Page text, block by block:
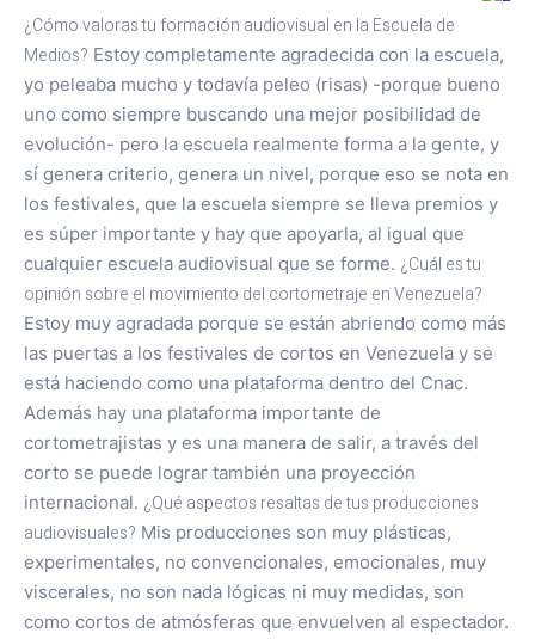
¿Cómo valoras tu formación audiovisual en la Escuela de
Medios? Estoy completamente agradecida con la escuela,
yo peleaba mucho y todavía peleo (risas) -porque bueno
uno como siempre buscando una mejor posibilidad de
evolución- pero la escuela realmente forma a la gente, y
sí genera criterio, genera un nivel, porque eso se nota en
los festivales, que la escuela siempre se lleva premios y
es súper importante y hay que apoyarla, al igual que
cualquier escuela audiovisual que se forme. ¿Cuál es tu
opinión sobre el movimiento del cortometraje en Venezuela?
Estoy muy agradada porque se están abriendo como más
las puertas a los festivales de cortos en Venezuela y se
está haciendo como una plataforma dentro del Cnac.
Además hay una plataforma importante de
cortometrajistas y es una manera de salir, a través del
corto se puede lograr también una proyección
internacional. ¿Qué aspectos resaltas de tus producciones
audiovisuales? Mis producciones son muy plásticas,
experimentales, no convencionales, emocionales, muy
viscerales, no son nada lógicas ni muy medidas, son
como cortos de atmósferas que envuelven al espectador.